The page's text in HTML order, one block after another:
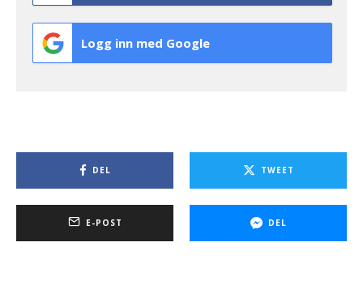
Logg inn med Google
DEL TWEET
E-POST DEL